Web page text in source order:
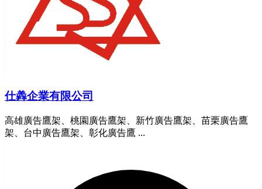
仕羴企業有限公司
高雄廣告鷹架、桃園廣告鷹架、新竹廣告鷹架、苗栗廣告鷹
架、台中廣告鷹架、彰化廣告鷹 ...